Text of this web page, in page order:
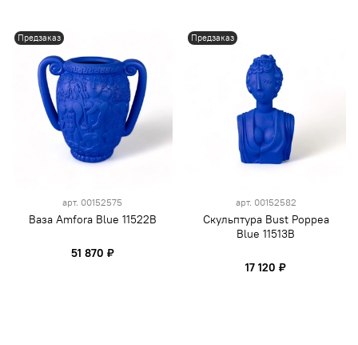
Предзаказ
арт. 00152575
Ваза Amfora Blue 11522B
51 870 ₽
Предзаказ
арт. 00152582
Скульптура Bust Poppea
Blue 11513B
17 120 ₽